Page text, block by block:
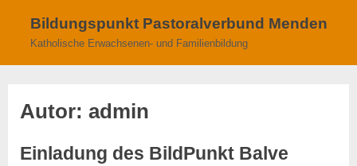
Bildungspunkt Pastoralverbund Menden
Katholische Erwachsenen- und Familienbildung
Autor: admin
Einladung des BildPunkt Balve